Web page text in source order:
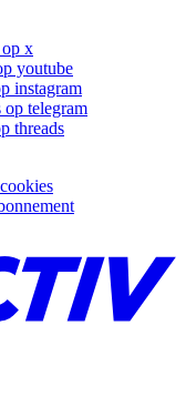
x
youtube
instagram
op telegram
threads